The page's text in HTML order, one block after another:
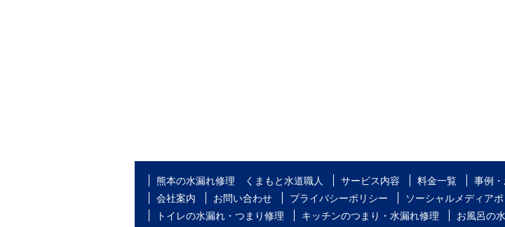
熊本の水漏れ修理 くまもと水道職人 サービス内容 料金一覧 事例
会社案内
お問い合わせ プライバシーポリシー
ソーシャルメディア
トイレの水漏れ・つまり修理
キッチンのつまり・水漏れ修理 お風呂の